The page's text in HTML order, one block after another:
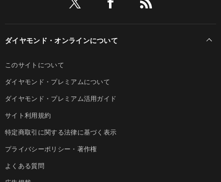
ダイヤモンド・オンラインについて
このサイトについて
ダイヤモンド・プレミアムについて
ダイヤモンド・プレミアム活用ガイド
サイト利用規約
特定商取引に関する法律に基づく表示
プライバシーポリシー・著作権
よくある質問